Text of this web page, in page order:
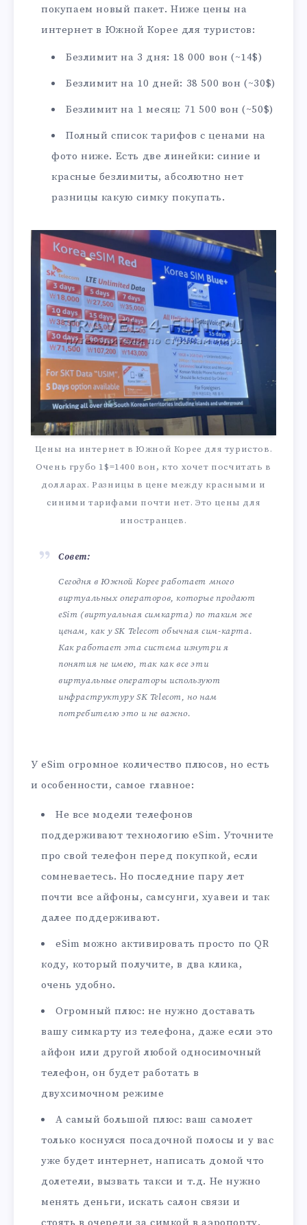
покупаем новый пакет. Ниже цены на
интернет в Южной Корее для туристов:
Безлимит на 3 дня: 18 000 вон (~14$)
Безлимит на 10 дней: 38 500 вон (~30$)
Безлимит на 1 месяц: 71 500 вон (~50$)
Полный список тарифов с ценами на
фото ниже. Есть две линейки: синие и
красные безлимиты, абсолютно нет
разницы какую симку покупать.
Цены на интернет в Южной Корее для туристов.
Очень грубо 1$=1400 вон, кто хочет посчитать в
долларах. Разницы в цене между красными и
синими тарифами почти нет. Это цены для
иностранцев.
Совет:
Сегодня в Южной Корее работает много
виртуальных операторов, которые продают
eSim (виртуальная симкарта) по таким же
ценам, как у SK Telecom обычная сим-карта.
Как работает эта система изнутри я
понятия не имею, так как все эти
виртуальные операторы используют
инфраструктуру SK Telecom, но нам
потребителю это и не важно.
У eSim огромное количество плюсов, но есть
и особенности, самое главное:
Не все модели телефонов
поддерживают технологию eSim. Уточните
про свой телефон перед покупкой, если
сомневаетесь. Но последние пару лет
почти все айфоны, самсунги, хуавеи и так
далее поддерживают.
eSim можно активировать просто по QR
коду, который получите, в два клика,
очень удобно.
Огромный плюс: не нужно доставать
вашу симкарту из телефона, даже если это
айфон или другой любой односимочный
телефон, он будет работать в
двухсимочном режиме
А самый большой плюс: ваш самолет
только коснулся посадочной полосы и у вас
уже будет интернет, написать домой что
долетели, вызвать такси и т.д. Не нужно
менять деньги, искать салон связи и